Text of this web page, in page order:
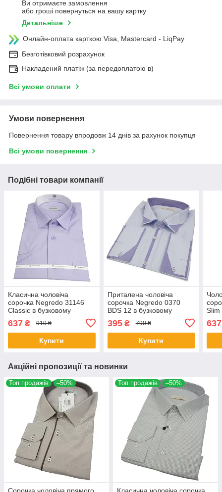
Ви отримаєте замовлення
або гроші повернуться на вашу картку
Детальніше
Онлайн-оплата карткою Visa, Mastercard - LiqPay
Безготівковий розрахунок
Накладений платіж (за передоплатою в)
Всі умови оплати
Умови повернення
Повернення товару впродовж 14 днів за рахунок покупця
Всі умови повернення
Подібні товари компанії
Класична чоловіча
сорочка Negredo 31146
Classic в бузковому
637 ₴ 910 ₴
Купити
Приталена чоловіча
сорочка Negredo 0370
BDS 12 в бузковому
395₴ 790 ₴
Купити
Slim
637
Акційні пропозиції та новинки
Топ продажів –50%
Сорочка чоловіча прямого
Топ продажів –50%
Класична чоловіча сорочка